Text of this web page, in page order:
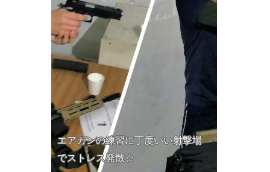
エアガンの練習に丁度いい射撃場
でストレス発散☆